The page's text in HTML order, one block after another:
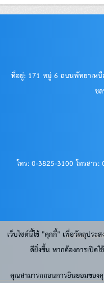
ที่อยู่: 171 หมู่ 6 ถนนพัทยาเหนื
ช
โทร: 0-3825-3100 โทรสาร
e-Mail:
เว็บไซต์นี้ใช้ "คุกกี้" เพื่อวัตถุประส
ดียิ่งขึ้น หากต้องการเปิด
คุณสามารถถอนการยินยอมของ